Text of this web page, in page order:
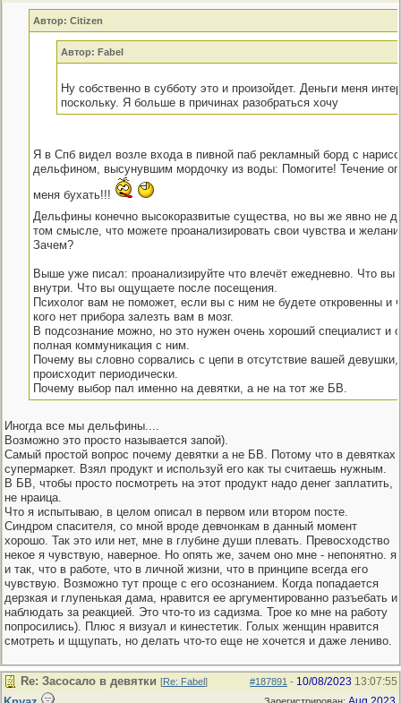
Автор: Citizen
Автор: Fabel
Ну собственно в субботу это и произойдет. Деньги меня
поскольку. Я больше в причинах разобраться хочу
Я в Спб видел возле входа в пивной паб рекламный борд с
дельфином, высунувшим мордочку из воды: Помогите! Течение
меня бухать!!!
Дельфины конечно высокоразвитые существа, но вы же явно не
том смысле, что можете проанализировать свои чувства и
Зачем?
Выше уже писал: проанализируйте что влечёт ежедневно. Что вы
внутри. Что вы ощущаете после посещения.
Психолог вам не поможет, если вы с ним не будете откровенны и
кого нет прибора залезть вам в мозг.
В подсознание можно, но это нужен очень хороший специалист и
полная коммуникация с ним.
Почему вы словно сорвались с цепи в отсутствие вашей девушки,
происходит периодически.
Почему выбор пал именно на девятки, а не на тот же БВ.
Иногда все мы дельфины....
Возможно это просто называется запой).
Самый простой вопрос почему девятки а не БВ. Потому что в девятках
супермаркет. Взял продукт и используй его как ты считаешь нужным.
В БВ, чтобы просто посмотреть на этот продукт надо денег заплатить,
не нраица.
Что я испытываю, в целом описал в первом или втором посте.
Синдром спасителя, со мной вроде девчонкам в данный момент
хорошо. Так это или нет, мне в глубине души плевать. Превосходство
некое я чувствую, наверное. Но опять же, зачем оно мне - непонятно. я
и так, что в работе, что в личной жизни, что в принципе всегда его
чувствую. Возможно тут проще с его осознанием. Когда попадается
дерзкая и глупенькая дама, нравится ее аргументированно разъебать и
наблюдать за реакцией. Это что-то из садизма. Трое ко мне на работу
попросились). Плюс я визуал и кинестетик. Голых женщин нравится
смотреть и щщупать, но делать что-то еще не хочется и даже лениво.
#187891 - 10/08/2023 13:07:55
Re: Засосало в девятки [Re: Fabel]